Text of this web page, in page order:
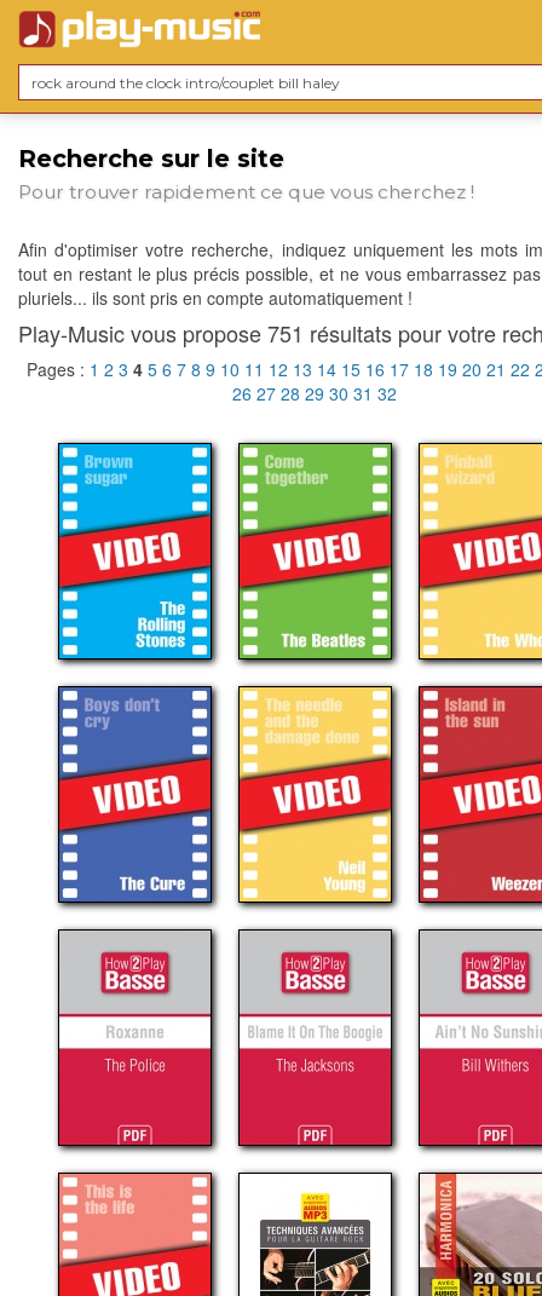
Recherche sur le site
Pour trouver rapidement ce que vous cherchez !
Afin d'optimiser votre recherche, indiquez uniquement les mots
tout en restant le plus précis possible, et ne vous embarrassez
pluriels... ils sont pris en compte automatiquement !
Play-Music vous propose 751 résultats pour votre
Pages : 1 2 3 4 5 6 7 8 9 10 11 12 13 14 15 16 17 18 19 20 21 22
26 27 28 29 30 31 32